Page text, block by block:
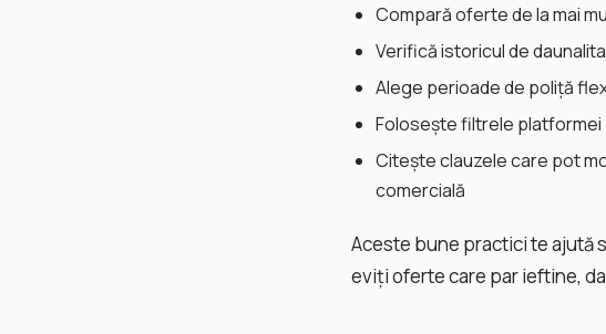
Compară oferte de la mai
Verifică istoricul de
Alege perioade de poliță
Folosește filtrele platformei
Citește clauzele care pot
comercială
Aceste bune practici te ajută
eviți oferte care par ieftine,